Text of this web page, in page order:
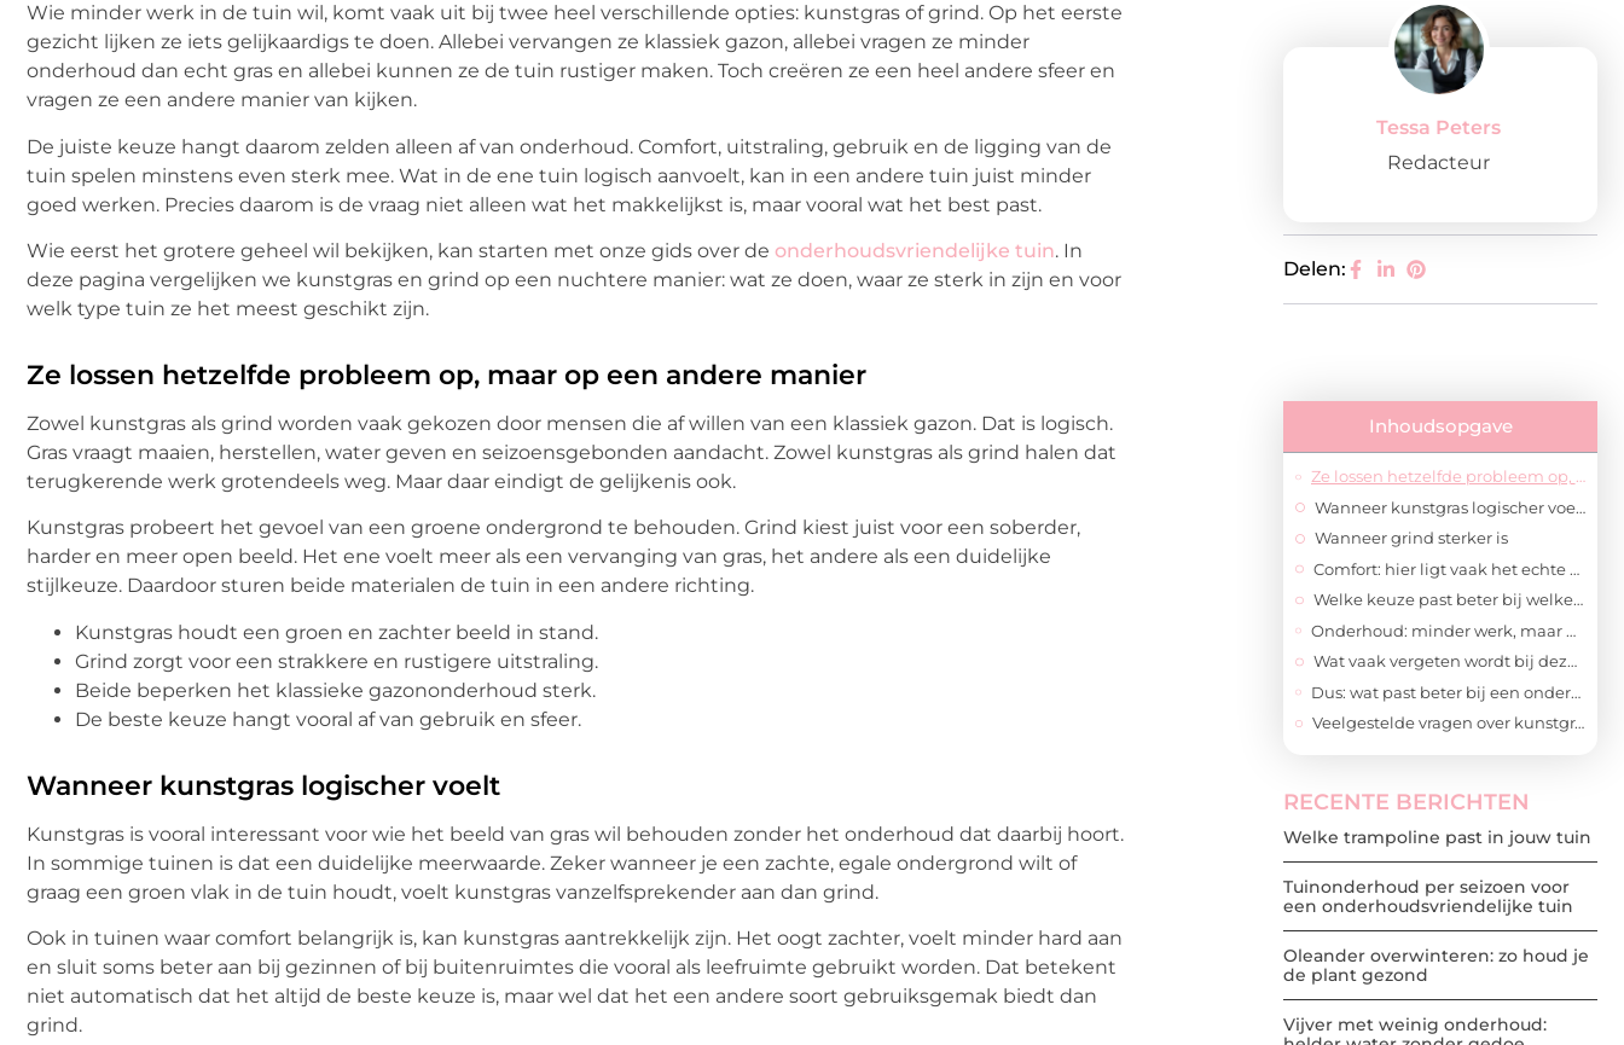
Wie minder werk in de tuin wil, komt vaak uit bij twee heel verschillende opties: kunstgras of grind. Op het eerste
gezicht lijken ze iets gelijkaardigs te doen. Allebei vervangen ze klassiek gazon, allebei vragen ze minder
onderhoud dan echt gras en allebei kunnen ze de tuin rustiger maken. Toch creëren ze een heel andere sfeer en
vragen ze een andere manier van kijken.
De juiste keuze hangt daarom zelden alleen af van onderhoud. Comfort, uitstraling, gebruik en de ligging van de
tuin spelen minstens even sterk mee. Wat in de ene tuin logisch aanvoelt, kan in een andere tuin juist minder
goed werken. Precies daarom is de vraag niet alleen wat het makkelijkst is, maar vooral wat het best past.
Wie eerst het grotere geheel wil bekijken, kan starten met onze gids over de onderhoudsvriendelijke tuin. In
deze pagina vergelijken we kunstgras en grind op een nuchtere manier: wat ze doen, waar ze sterk in zijn en voor
welk type tuin ze het meest geschikt zijn.
Ze lossen hetzelfde probleem op, maar op een andere manier
Zowel kunstgras als grind worden vaak gekozen door mensen die af willen van een klassiek gazon. Dat is logisch.
Gras vraagt maaien, herstellen, water geven en seizoensgebonden aandacht. Zowel kunstgras als grind halen dat
terugkerende werk grotendeels weg. Maar daar eindigt de gelijkenis ook.
Kunstgras probeert het gevoel van een groene ondergrond te behouden. Grind kiest juist voor een soberder,
harder en meer open beeld. Het ene voelt meer als een vervanging van gras, het andere als een duidelijke
stijlkeuze. Daardoor sturen beide materialen de tuin in een andere richting.
Kunstgras houdt een groen en zachter beeld in stand.
Grind zorgt voor een strakkere en rustigere uitstraling.
Beide beperken het klassieke gazononderhoud sterk.
De beste keuze hangt vooral af van gebruik en sfeer.
Wanneer kunstgras logischer voelt
Kunstgras is vooral interessant voor wie het beeld van gras wil behouden zonder het onderhoud dat daarbij hoort.
In sommige tuinen is dat een duidelijke meerwaarde. Zeker wanneer je een zachte, egale ondergrond wilt of
graag een groen vlak in de tuin houdt, voelt kunstgras vanzelfsprekender aan dan grind.
Ook in tuinen waar comfort belangrijk is, kan kunstgras aantrekkelijk zijn. Het oogt zachter, voelt minder hard aan
en sluit soms beter aan bij gezinnen of bij buitenruimtes die vooral als leefruimte gebruikt worden. Dat betekent
niet automatisch dat het altijd de beste keuze is, maar wel dat het een andere soort gebruiksgemak biedt dan
grind.
Tessa Peters
Redacteur
Delen:
Inhoudsopgave
Ze lossen hetzelfde probleem op, maar op een andere manier
Wanneer kunstgras logischer voelt
Wanneer grind sterker is
Comfort: hier ligt vaak het echte verschil
Welke keuze past beter bij welke tuinstijl?
Onderhoud: minder werk, maar niet hetzelfde soort werk
Wat vaak vergeten wordt bij deze keuze
Dus: wat past beter bij een onderhoudsvriendelijke tuin?
Veelgestelde vragen over kunstgras of grind
RECENTE BERICHTEN
Welke trampoline past in jouw tuin
Tuinonderhoud per seizoen voor
een onderhoudsvriendelijke tuin
Oleander overwinteren: zo houd je
de plant gezond
Vijver met weinig onderhoud: